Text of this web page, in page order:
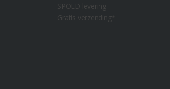
SPOED levering
Gratis verzending*